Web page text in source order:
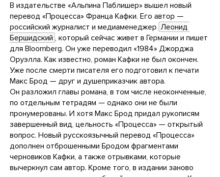
В издательстве «Альпина Паблишер» вышел новый
перевод «Процесса» Франца Кафки. Его автор —
российский журналист и медиаменеджер Леонид
Бершидский , который сейчас живет в Германии и пишет
для Bloomberg. Он уже переводил «1984» Джорджа
Оруэлла. Как известно, роман Кафки не был окончен.
Уже после смерти писателя его подготовил к печати
Макс Брод — друг и душеприказчик автора.
Он разложил главы романа, в том числе неоконченные,
по отдельным тетрадям — однако они не были
пронумерованы. И хотя Макс Брод придал рукописям
завершенный вид, цельность «Процесса» — открытый
вопрос. Новый русскоязычный перевод «Процесса»
дополнен отброшенными Бродом фрагментами
черновиков Кафки, а также отрывками, которые
вычеркнул сам автор. Кроме того, в издании заново